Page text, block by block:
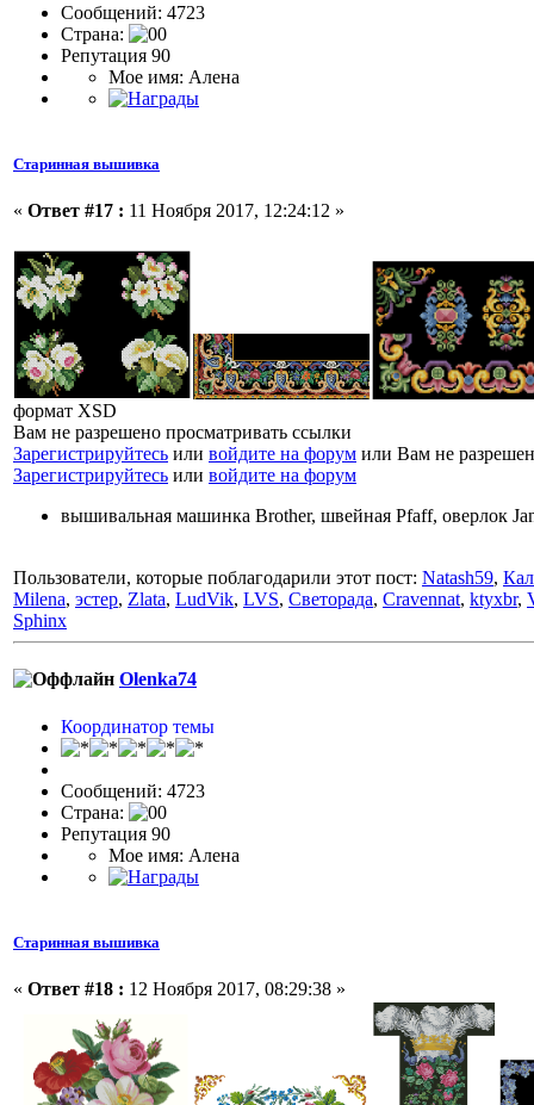
Сообщений: 4723
Страна:
Репутация 90
Мое имя: Алена
Старинная вышивка
« Ответ #17 : 11 Ноября 2017, 12:24:12 »
формат XSD
Вам не разрешено просматривать ссылки
Зарегистрируйтесь или войдите на форум или Вам не
Зарегистрируйтесь или войдите на форум
вышивальная машинка Brother, швейная Pfaff, оверлок
Пользователи, которые поблагодарили этот пост: Natash59,
Milena, эстер, Zlata, LudVik, LVS, Светорада, Cravennat, ktyxbr,
Sphinx
Olenka74
Координатор темы
Сообщений: 4723
Страна:
Репутация 90
Мое имя: Алена
Старинная вышивка
« Ответ #18 : 12 Ноября 2017, 08:29:38 »